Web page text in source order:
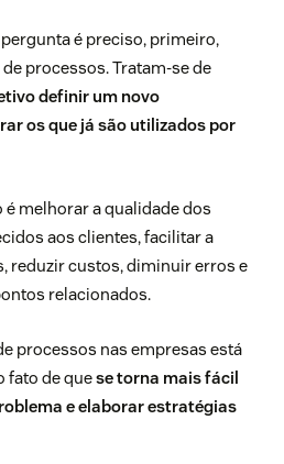
é preciso, primeiro,
processos. Tratam-se de
definir um novo
os que já são utilizados por
melhorar a qualidade dos
aos clientes, facilitar a
reduzir custos, diminuir erros e
relacionados.
processos nas empresas está
fato de quese torna mais fácil
e elaborar estratégias